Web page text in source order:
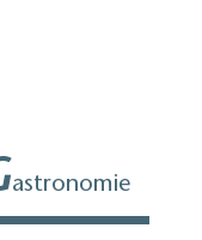
astronomie